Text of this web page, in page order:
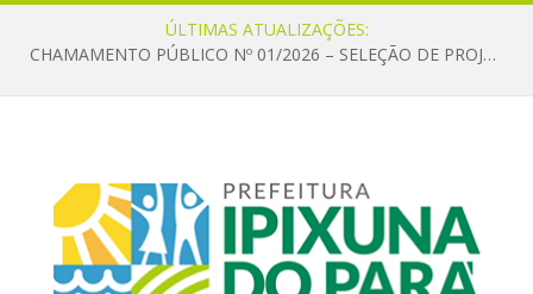
ÚLTIMAS ATUALIZAÇÕES:
CHAMAMENTO PÚBLICO Nº 01/2026 – SELEÇÃO DE PROJETOS PARA FIRMAR TERMO DE EXECUÇÃO CULTURAL COM RECURSOS DA POLÍTICA NACIONAL ALDIR BLANC DE FOMENTO À CULTURA – PNAB (LEI Nº 14.399/2022)